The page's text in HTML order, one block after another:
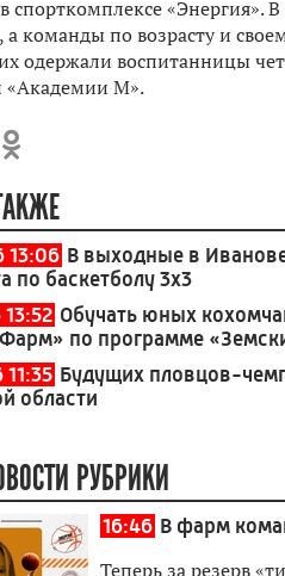
в спорткомплексе
команды по возрасту и
одержали воспитанницы
«Академии М».
13:06 В выходные в
по баскетболу 3x3
Обучать юных
по программе
Будущих пловцов-
области
РУБРИКИ
16:46 В фарм
Теперь за резерв